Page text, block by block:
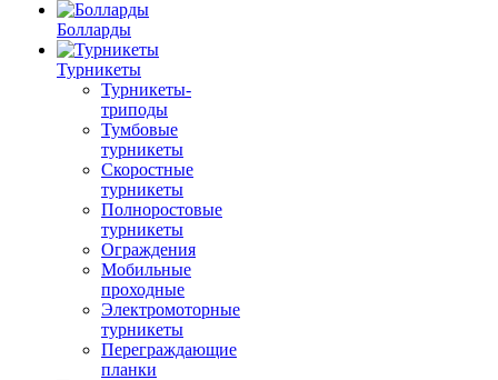
Болларды
Турникеты
Турникеты-
триподы
Тумбовые
турникеты
Скоростные
турникеты
Полноростовые
турникеты
Ограждения
Мобильные
проходные
Электромоторные
турникеты
Переграждающие
планки